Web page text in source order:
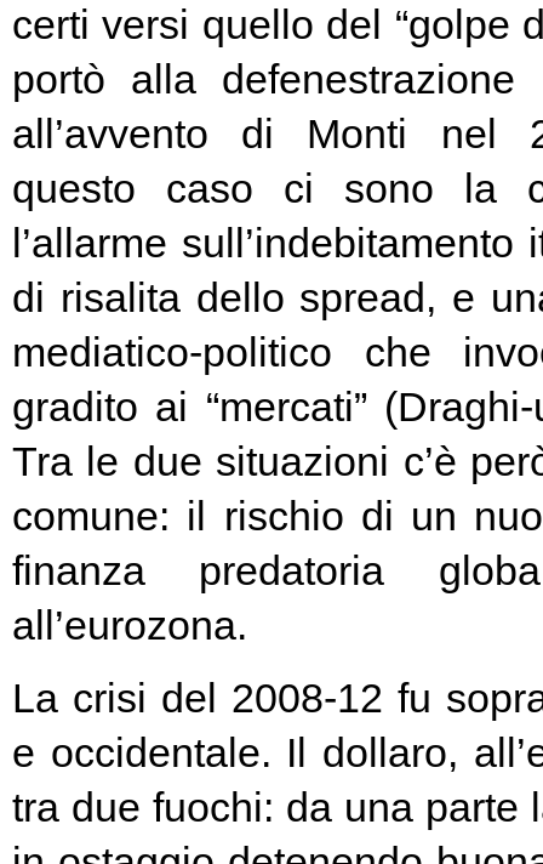
certi versi quello del “golpe
portò alla
all’avvento di Monti nel
questo caso ci sono la
l’allarme
di risalita dello spread, e
mediatico-politico che
gradito ai “mercati”
Tra le due situazioni c’è
comune: il rischio di un
finanza predatoria
all’eurozona.
La crisi del 2008-12 fu
e occidentale. Il dollaro,
tra due fuochi: da una parte